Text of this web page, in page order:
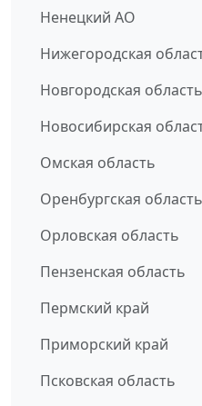
Ненецкий АО
Нижегородская
Новгородская область
Новосибирская
Омская область
Оренбургская область
Орловская область
Пензенская область
Пермский край
Приморский край
Псковская область